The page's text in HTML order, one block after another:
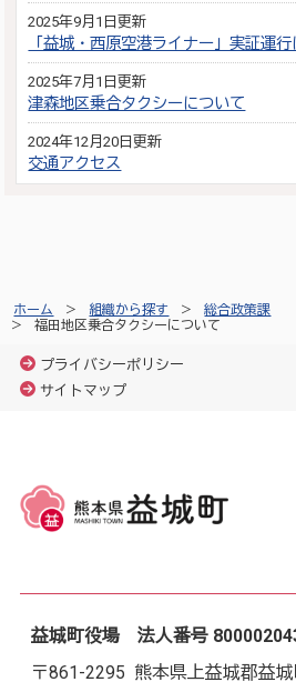
2025年9月1日更新
「益城・西原空港ライナー」実証運
2025年7月1日更新
津森地区乗合タクシーについて
2024年12月20日更新
交通アクセス
ホーム 組織から探す
総合政策課
福田地区乗合タクシーについて
プライバシーポリシー
サイトマップ
益城町役場 法人番号
〒861-2295 熊本県上益城郡益